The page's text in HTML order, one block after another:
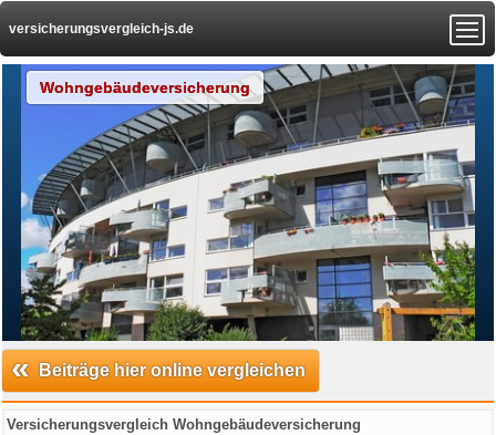
versicherungsvergleich-js.de
Wohngebäudeversicherung
« Beiträge hier online vergleichen
Versicherungsvergleich Wohngebäudeversicherung